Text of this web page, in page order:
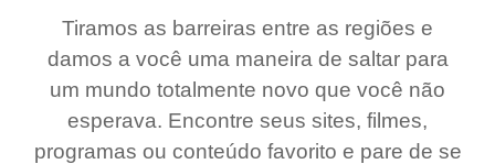
Tiramos as barreiras entre as regiões e
damos a você uma maneira de saltar para
um mundo totalmente novo que você não
esperava. Encontre seus sites, filmes,
programas ou conteúdo favorito e pare de se